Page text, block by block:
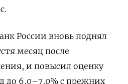
России вновь поднял
месяц после
и повысил оценку
до 6,0–7,0% с прежних